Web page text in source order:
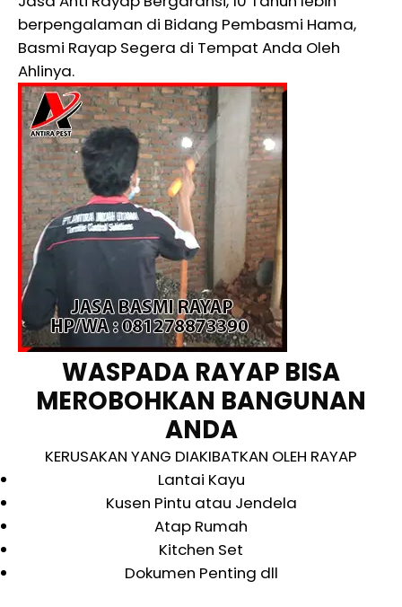
berpengalaman di Bidang Pembasmi Hama,
Basmi Rayap Segera di Tempat Anda Oleh
Ahlinya.
WASPADA RAYAP BISA
MEROBOHKAN BANGUNAN
ANDA
KERUSAKAN YANG DIAKIBATKAN OLEH RAYAP
Lantai Kayu
Kusen Pintu atau Jendela
Atap Rumah
Kitchen Set
Dokumen Penting dll